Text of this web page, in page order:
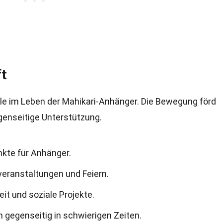
im Leben der Mahikari-Anhänger. Die Bewegung
Unterstützung.
für Anhänger.
und Feiern.
und soziale Projekte.
in schwierigen Zeiten.